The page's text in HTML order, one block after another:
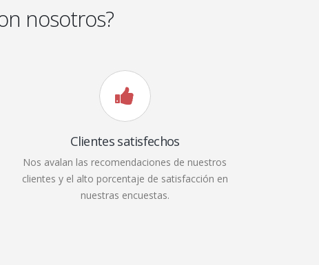
nosotros?
Clientes satisfechos
Nos avalan las recomendaciones de nuestros
clientes y el alto porcentaje de satisfacción en
nuestras encuestas.